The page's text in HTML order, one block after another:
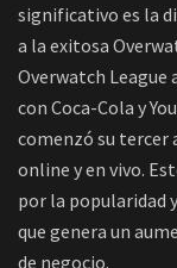
significativo es la
a la exitosa
Overwatch League
con Coca-Cola y
comenzó su tercer
online y en vivo.
por la popularidad
que genera un
de negocio.